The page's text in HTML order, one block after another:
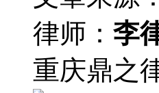
律师： 李
重庆鼎之